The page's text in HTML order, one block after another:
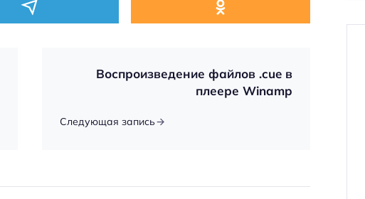
Воспроизведение файлов .cue в
плеере Winamp
Следующая запись